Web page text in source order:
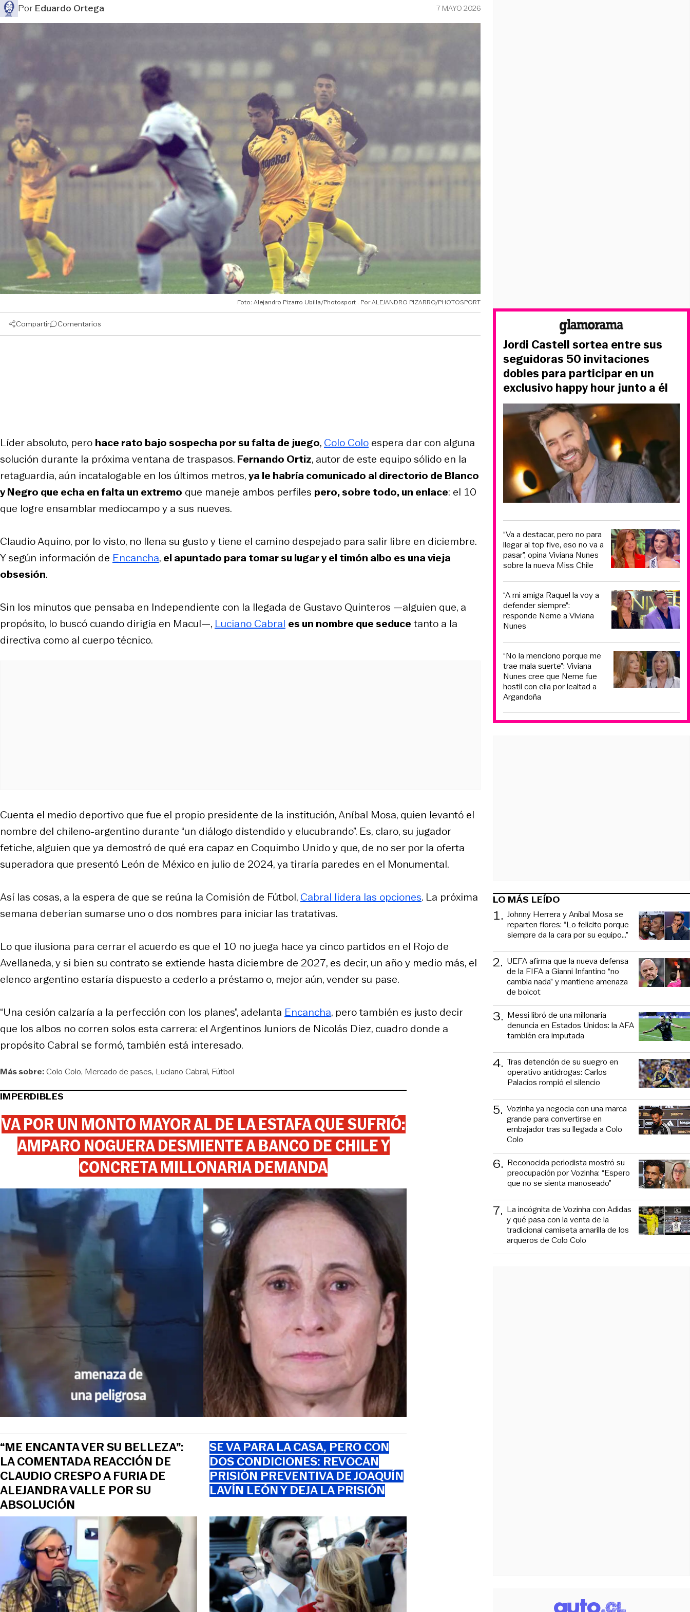
PorEduardo Ortega 7 MAYO 2026
Foto: Alejandro Pizarro Ubilla/Photosport ALEJANDRO PIZARRO/PHOTOSPORT
Compartir Comentarios
Líder absoluto, pero hace rato bajo sospecha por su falta de juego, Colo Colo espera dar con alguna
solución durante la próxima ventana de traspasos. Fernando Ortiz, autor de este equipo sólido en la
retaguardia, aún incatalogable en los últimos metros,ya le habría comunicado al directorio de Blanco
y Negro que echa en falta un extremo que maneje ambos perfiles pero, sobre todo, un enlace: el 10
que logre ensamblar mediocampo y a sus nueves.
Claudio Aquino, por lo visto, no llena su gusto y tiene el camino despejado para salir libre en diciembre.
Y según información de Encancha, el apuntado para tomar su lugar y el timón albo es una vieja
obsesión.
Sin los minutos que pensaba en Independiente con la llegada de Gustavo Quinteros —alguien que, a
propósito, lo buscó cuando dirigía en Macul—, Luciano Cabral es un nombre que seducetanto a la
directiva como al cuerpo técnico.
Cuenta el medio deportivo que fue el propio presidente de la institución, Aníbal Mosa, quien levantó el
nombre del chileno-argentino durante “un diálogo distendido y elucubrando”. Es, claro, su jugador
fetiche, alguien que ya demostró de qué era capaz en Coquimbo Unido y que, de no ser por la oferta
superadora que presentó León de México en julio de 2024, ya tiraría paredes en el Monumental.
Así las cosas, a la espera de que se reúna la Comisión de Fútbol, Cabral lidera las opciones. La próxima
semana deberían sumarse uno o dos nombres para iniciar las tratativas.
Lo que ilusiona para cerrar el acuerdo es que el 10 no juega hace ya cinco partidos en el Rojo de
Avellaneda, y si bien su contrato se extiende hasta diciembre de 2027, es decir, un año y medio más, el
elenco argentino estaría dispuesto a cederlo a préstamo o, mejor aún, vender su pase.
“Una cesión calzaría a la perfección con los planes”, adelanta Encancha, pero también es justo decir
que los albos no corren solos esta carrera: el Argentinos Juniors de Nicolás Diez, cuadro donde a
propósito Cabral se formó, también está interesado.
Más sobre:Colo Colo Mercado de pases Luciano Cabral Fútbol
IMPERDIBLES
VA POR UN MONTO MAYOR AL DE LA ESTAFA QUE SUFRIÓ:
AMPARO NOGUERA DESMIENTE A BANCO DE CHILE Y
CONCRETA MILLONARIA DEMANDA
“ME ENCANTA VER SU BELLEZA”:
LA COMENTADA REACCIÓN DE
CLAUDIO CRESPO A FURIA DE
ALEJANDRA VALLE POR SU
ABSOLUCIÓN
SE VA PARA LA CASA, PERO CON
DOS CONDICIONES: REVOCAN
PRISIÓN PREVENTIVA DE JOAQUÍN
LAVÍN LEÓN Y DEJA LA PRISIÓN
Jordi Castell sortea entre sus
seguidoras 50 invitaciones
dobles para participar en un
exclusivo happy hour junto a él
“Va a destacar, pero no para
llegar al top five, eso no va a
pasar”, opina Viviana Nunes
sobre la nueva Miss Chile
“A mi amiga Raquel la voy a
defender siempre”:
responde Neme a Viviana
Nunes
“No la menciono porque me
trae mala suerte”: Viviana
Nunes cree que Neme fue
hostil con ella por lealtad a
Argandoña
LO MÁS LEÍDO
1. Johnny Herrera y Aníbal Mosa se
reparten flores: “Lo felicito porque
siempre da la cara por su equipo…”
2. UEFA afirma que la nueva defensa
de la FIFA a Gianni Infantino “no
cambia nada” y mantiene amenaza
de boicot
3. Messi libró de una millonaria
denuncia en Estados Unidos: la AFA
también era imputada
4. Tras detención de su suegro en
operativo antidrogas: Carlos
Palacios rompió el silencio
5. Vozinha ya negocia con una marca
grande para convertirse en
embajador tras su llegada a Colo
Colo
6. Reconocida periodista mostró su
preocupación por Vozinha: “Espero
que no se sienta manoseado”
7. La incógnita de Vozinha con Adidas
y qué pasa con la venta de la
tradicional camiseta amarilla de los
arqueros de Colo Colo